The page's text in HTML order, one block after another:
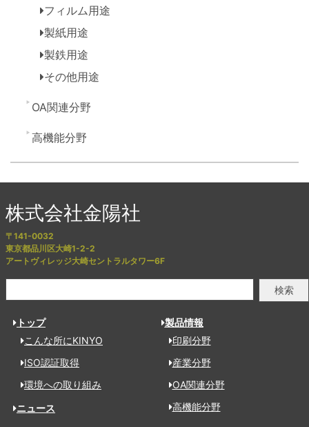
フィルム用途
製紙用途
製鉄用途
その他用途
OA関連分野
高機能分野
株式会社金陽社
〒141-0032
東京都品川区大崎1-2-2
アートヴィレッジ大崎セントラルタワー6F
検索
トップ
こんな所にKINYO
ISO認証取得
環境への取り組み
ニュース
製品情報
印刷分野
産業分野
OA関連分野
高機能分野